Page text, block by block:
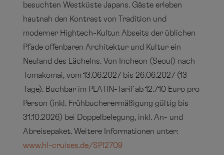
besuchten Westküste Japans. Gäste erleben
hautnah den Kontrast von Tradition und
moderner Hightech-Kultur. Abseits der üblichen
Pfade offenbaren Architektur und Kultur ein
Neuland des Lächelns. Von Incheon (Seoul) nach
Tomakomai, vom 13.06.2027 bis 26.06.2027 (13
Tage). Buchbar im PLATIN-Tarif ab 12.710 Euro pro
Person (inkl. Frühbucherermäßigung gültig bis
31.10.2026) bei Doppelbelegung, inkl. An- und
Abreisepaket. Weitere Informationen unter:
www.hl-cruises.de/SPI2709